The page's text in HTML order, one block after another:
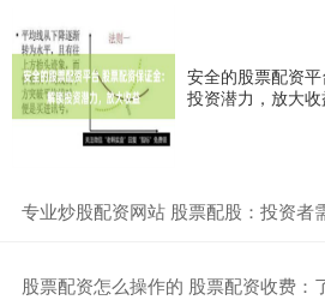
安全的股票配资
投资潜力，放大收
专业炒股配资网站 股票配股：投资者
股票配资怎么操作的 股票配资收费：